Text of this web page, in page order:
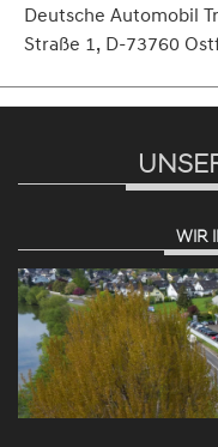
Deutsche Automobil
Straße 1, D-73760
WIR